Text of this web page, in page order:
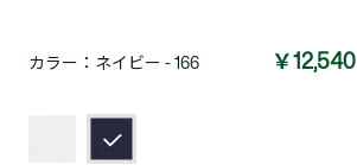
カラー： ネイビー - 166 ￥12,540